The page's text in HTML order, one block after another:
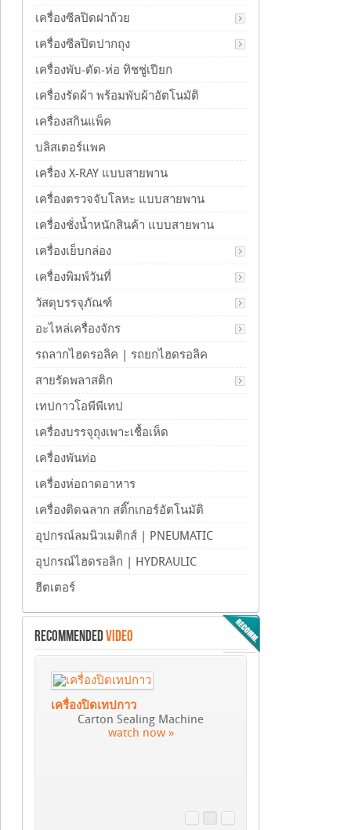
เครื่องซีลปิดฝาถ้วย
เครื่องซีลปิดปากถุง
เครื่องพับ-ตัด-ห่อ ทิชชู่เปียก
เครื่องรัดผ้า พร้อมพับผ้าอัตโนมัติ
เครื่องสกินแพ็ค
บลิสเตอร์แพค
เครื่อง X-RAY แบบสายพาน
เครื่องตรวจจับโลหะ แบบสายพาน
เครื่องชั่งน้ำหนักสินค้า แบบสายพาน
เครื่องเย็บกล่อง
เครื่องพิมพ์วันที่
วัสดุบรรจุภัณฑ์
อะไหล่เครื่องจักร
รถลากไฮดรอลิค | รถยกไฮดรอลิค
สายรัดพลาสติก
เทปกาวโอพีพีเทป
เครื่องบรรจุถุงเพาะเชื้อเห็ด
เครื่องพันท่อ
เครื่องห่อถาดอาหาร
เครื่องติดฉลาก สติ๊กเกอร์อัตโนมัติ
อุปกรณ์ลมนิวเมติกส์ | PNEUMATIC
อุปกรณ์ไฮดรอลิก | HYDRAULIC
ฮีตเตอร์
RECOMMENDEDVIDEO
เครื่องปิดเทปกาว
Carton Sealing Machine
watch now »